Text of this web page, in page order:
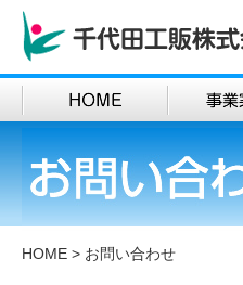
HOME > お問い合わせ